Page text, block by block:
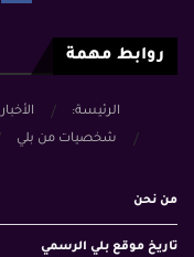
روابط مهمة
الرئيسة: الأخبار
شخصيات من بلي
من نحن
تاريخ موقع بلي الرسمي